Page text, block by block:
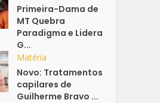
Primeira-Dama de
MT Quebra
Paradigma e Lidera
G...
Matéria
Novo: Tratamentos
capilares de
Guilherme Bravo ...